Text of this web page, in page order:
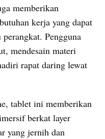
memberikan
kerja yang dapat
Pengguna
mendesain materi
rapat daring lewat
tablet ini memberikan
berkat layer
yang jernih dan